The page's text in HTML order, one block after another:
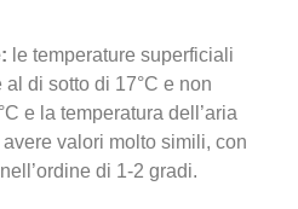
le temperature superficiali
di sotto di 17°C e non
e la temperatura dell’aria
valori molto simili, con
di 1-2 gradi.